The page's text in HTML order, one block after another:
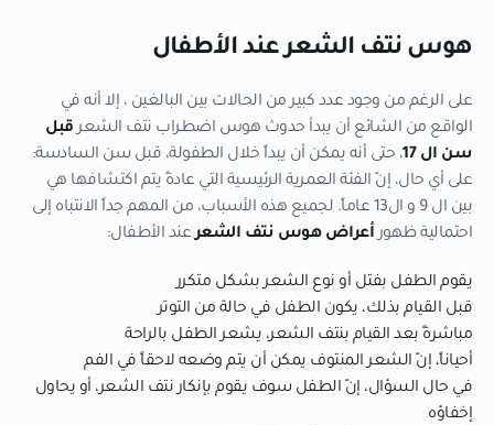
هوس نتف الشعر عند الأطفال
على الرغم من وجود عدد كبير من الحالات بين البالغين ، إلا أنه في
الواقع من الشائع أن يبدأ حدوث هوس اضطراب نتف الشعر قبل
سن ال 17
، حتى أنه يمكن أن يبداً خلال الطفولة، قبل سن السادسة:
على أي حال، إنّ الفئة العمرية الرئيسية التي عادةً يتم اكتشافها هي
بين ال 9 و ال13 عاماً. لجميع هذه الأسباب، من المهم جداً الانتباه إلى
احتمالية ظهور أعراض هوس نتف الشعرعند الأطفال:
يقوم الطفل بفتل أو نوع الشعر بشكل متكرر
قبل القيام بذلك، يكون الطفل في حالة من التوتر
مباشرةً بعد القيام بنتف الشعر، يشعر الطفل بالراحة
أحياناً، إنّ الشعر المنتوف يمكن أن يتم وضعه لاحقاً في الفم
في حال السؤال، إنّ الطفل سوف يقوم بإنكار نتف الشعر، أو يحاول
إخفاؤه